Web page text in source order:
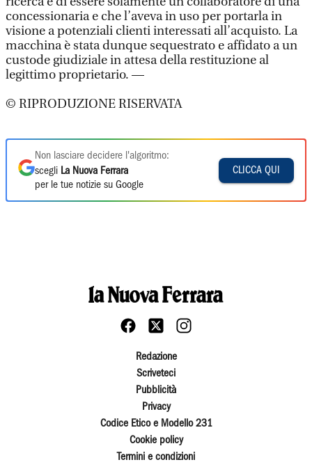
concessionaria e che l’aveva in uso per portarla in
visione a potenziali clienti interessati all’acquisto. La
macchina è stata dunque sequestrato e affidato a un
custode giudiziale in attesa della restituzione al
legittimo proprietario. —
© RIPRODUZIONE RISERVATA
Non lasciare decidere l'algoritmo:
scegli La Nuova Ferrara
per le tue notizie su Google
CLICCA QUI
Redazione
Scriveteci
Pubblicità
Privacy
Codice Etico e Modello 231
Cookie policy
Termini e condizioni